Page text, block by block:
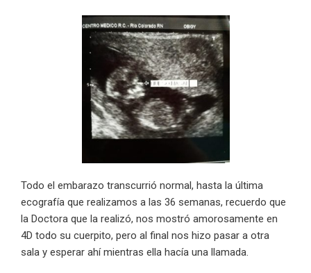
Todo el embarazo transcurrió normal, hasta la última
ecografía que realizamos a las 36 semanas, recuerdo que
la Doctora que la realizó, nos mostró amorosamente en
4D todo su cuerpito, pero al final nos hizo pasar a otra
sala y esperar ahí mientras ella hacía una llamada.